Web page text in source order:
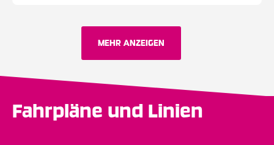
MEHR ANZEIGEN
Fahrpläne und Linien